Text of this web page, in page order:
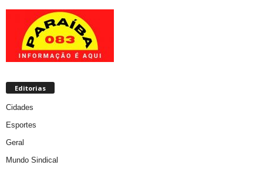
Editorias
Cidades
Esportes
Geral
Mundo Sindical